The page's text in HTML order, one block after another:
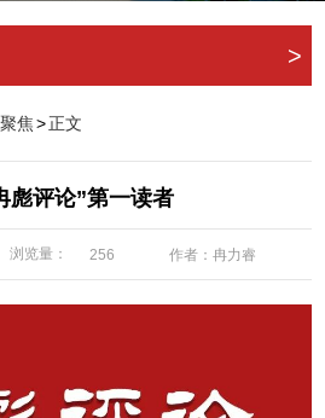
>
焦 >正文
彪评论”第一读者
浏览量： 256 作者：冉力睿